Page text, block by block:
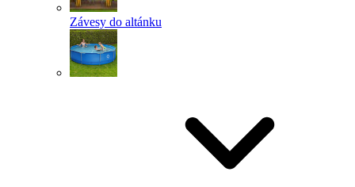
Závesy do altánku